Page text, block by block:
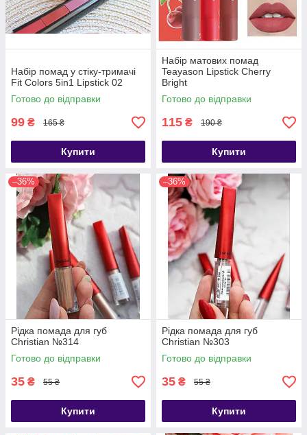
Набір помад у стіку-тримачі
Fit Colors 5in1 Lipstick 02
Готово до відправки
99 ₴ 165 ₴
Купити
Набір матових помад
Teayason Lipstick Cherry
Bright
Готово до відправки
115 ₴ 190 ₴
Купити
–36%
Рідка помада для губ
Christian №314
Готово до відправки
35 ₴ 55 ₴
Купити
–36%
Рідка помада для губ
Christian №303
Готово до відправки
35 ₴ 55 ₴
Купити